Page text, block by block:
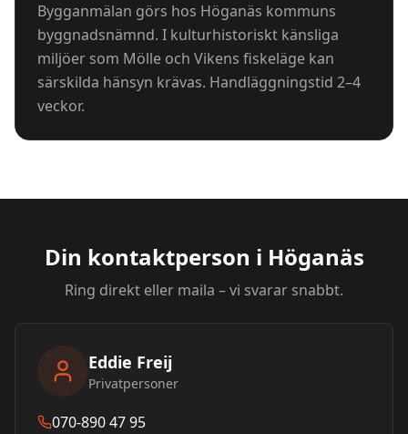
Bygganmälan görs hos Höganäs kommuns
byggnadsnämnd. I kulturhistoriskt känsliga
miljöer som Mölle och Vikens fiskeläge kan
särskilda hänsyn krävas. Handläggningstid 2–4
veckor.
Din kontaktperson i Höganäs
Ring direkt eller maila – vi svarar snabbt.
Eddie Freij
Privatpersoner
070-890 47 95